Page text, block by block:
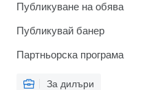
Публикуване на обява
Публикувай банер
Партньорска програма
За дилъри